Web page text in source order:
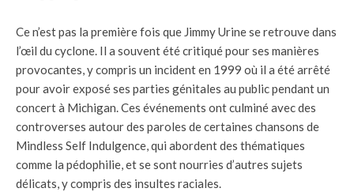
Ce n’est pas la première fois que Jimmy Urine se retrouve dans
l’œil du cyclone. Il a souvent été critiqué pour ses manières
provocantes, y compris un incident en 1999 où il a été arrêté
pour avoir exposé ses parties génitales au public pendant un
concert à Michigan. Ces événements ont culminé avec des
controverses autour des paroles de certaines chansons de
Mindless Self Indulgence, qui abordent des thématiques
comme la pédophilie, et se sont nourries d’autres sujets
délicats, y compris des insultes raciales.